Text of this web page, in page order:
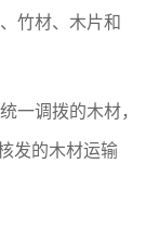
竹材、木片和
调拨的木材，
发的木材运输